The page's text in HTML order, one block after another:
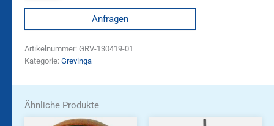
Anfragen
Artikelnummer: GRV-130419-01
Kategorie: Grevinga
Ähnliche Produkte